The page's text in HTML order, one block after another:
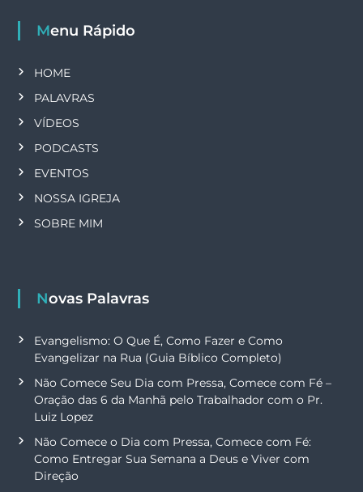
Menu Rápido
HOME
PALAVRAS
VÍDEOS
PODCASTS
EVENTOS
NOSSA IGREJA
SOBRE MIM
Novas Palavras
Evangelismo: O Que É, Como Fazer e Como
Evangelizar na Rua (Guia Bíblico Completo)
Não Comece Seu Dia com Pressa, Comece com Fé –
Oração das 6 da Manhã pelo Trabalhador com o Pr.
Luiz Lopez
Não Comece o Dia com Pressa, Comece com Fé:
Como Entregar Sua Semana a Deus e Viver com
Direção